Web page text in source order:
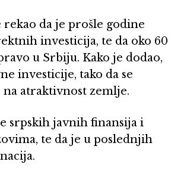
da je prošle godine
investicija, te da oko 60
u Srbiju. Kako je dodao,
investicije, tako da se
atraktivnost zemlje.
srpskih javnih finansija i
te da je u poslednjih